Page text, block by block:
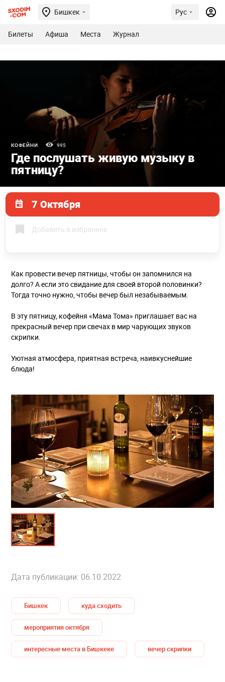
Бишкек Рус
Билеты Афиша Места Журнал
КОФЕЙНИ 995
Где послушать живую музыку в
пятницу?
7 Октября
Добавить в избранное
Как провести вечер пятницы, чтобы он запомнился на
долго? А если это свидание для своей второй половинки?
Тогда точно нужно, чтобы вечер был незабываемым.
В эту пятницу, кофейня «Мама Тома» приглашает вас на
прекрасный вечер при свечах в мир чарующих звуков
скрипки.
Уютная атмосфера, приятная встреча, наивкуснейшие
блюда!
Дата публикации: 06.10.2022
Бишкек куда сходить
мероприятия октября
интересные места в Бишкеке вечер скрипки